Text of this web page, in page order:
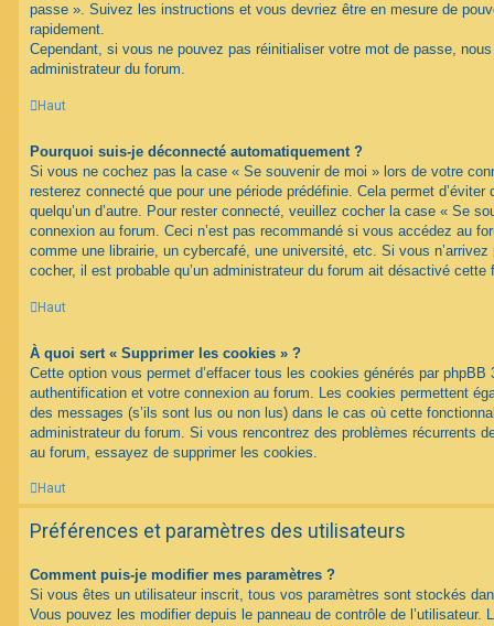
passe ». Suivez les instructions et vous devriez être en mesure de
rapidement.
Cependant, si vous ne pouvez pas réinitialiser votre mot de passe,
administrateur du forum.
Haut
Pourquoi suis-je déconnecté automatiquement ?
Si vous ne cochez pas la case « Se souvenir de moi » lors de votre
resterez connecté que pour une période prédéfinie. Cela permet
quelqu’un d’autre. Pour rester connecté, veuillez cocher la case « Se
connexion au forum. Ceci n’est pas recommandé si vous accédez au
comme une librairie, un cybercafé, une université, etc. Si vous
cocher, il est probable qu’un administrateur du forum ait désactivé cette
Haut
À quoi sert « Supprimer les cookies » ?
Cette option vous permet d’effacer tous les cookies générés par phpBB
authentification et votre connexion au forum. Les cookies permettent
des messages (s’ils sont lus ou non lus) dans le cas où cette
administrateur du forum. Si vous rencontrez des problèmes récurrents
au forum, essayez de supprimer les cookies.
Haut
Préférences et paramètres des utilisateurs
Comment puis-je modifier mes paramètres ?
Si vous êtes un utilisateur inscrit, tous vos paramètres sont stockés
Vous pouvez les modifier depuis le panneau de contrôle de l’utilisateur.